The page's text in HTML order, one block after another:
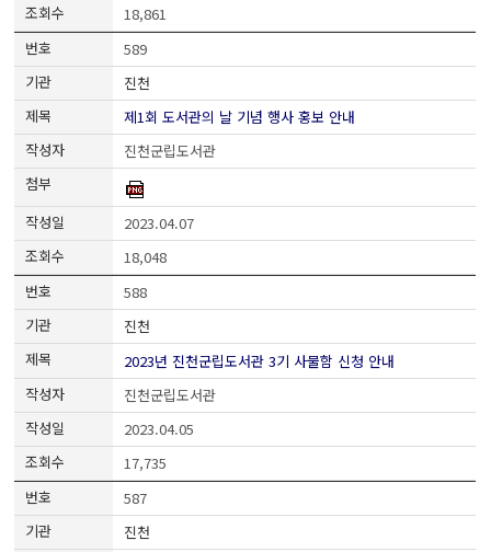
18,861
589
진천
제1회 도서관의 날 기념 행사 홍보 안내
진천군립도서관
2023.04.07
18,048
588
진천
2023년 진천군립도서관 3기 사물함 신청 안내
진천군립도서관
2023.04.05
17,735
587
진천